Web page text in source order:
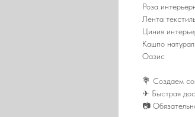
Роза
Лента
Циния
Кашпо
Оазис
💐 Создаем
✈ Быстрая
📷